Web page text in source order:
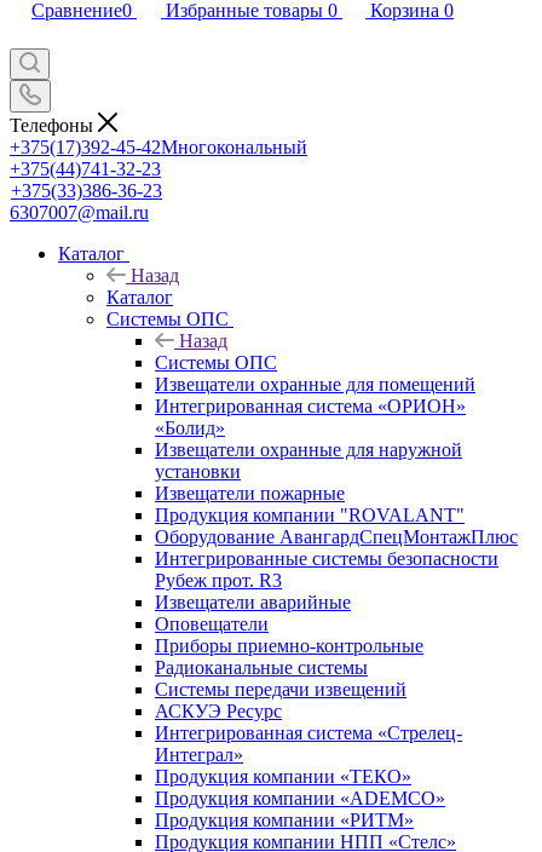
Сравнение0 Избранные товары 0 Корзина 0
Телефоны
+375(17)392-45-42Многокональный
+375(44)741-32-23
+375(33)386-36-23
6307007@mail.ru
Каталог
Назад
Каталог
Системы ОПС
Назад
Системы ОПС
Извещатели охранные для помещений
Интегрированная система «ОРИОН»
«Болид»
Извещатели охранные для наружной
установки
Извещатели пожарные
Продукция компании "ROVALANT"
Оборудование АвангардСпецМонтажПлюс
Интегрированные системы безопасности
Рубеж прот. R3
Извещатели аварийные
Оповещатели
Приборы приемно-контрольные
Радиоканальные системы
Системы передачи извещений
АСКУЭ Ресурс
Интегрированная система «Стрелец-
Интеграл»
Продукция компании «ТЕКО»
Продукция компании «ADEMCO»
Продукция компании «РИТМ»
Продукция компании НПП «Стелс»